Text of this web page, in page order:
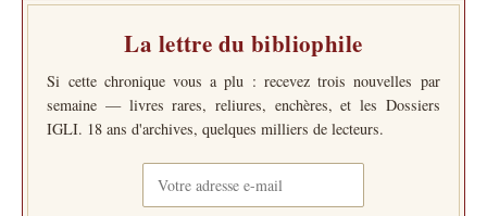
La lettre du bibliophile
Si cette chronique vous a plu : recevez trois nouvelles par
semaine — livres rares, reliures, enchères, et les Dossiers
IGLI. 18 ans d'archives, quelques milliers de lecteurs.